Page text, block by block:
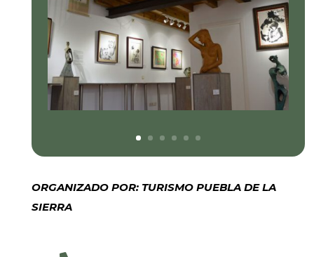
ORGANIZADO POR: TURISMO PUEBLA DE LA
SIERRA